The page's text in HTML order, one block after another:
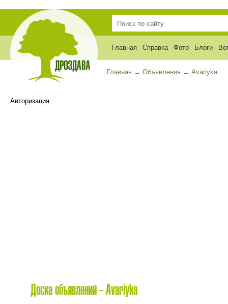
Главная Справка Фото Блоги
Авторизация
Главная → Объявления → Avariyka
Доска объявлений - Avariyka